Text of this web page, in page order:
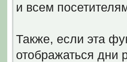
и всем
Также, если эта
отображаться дни